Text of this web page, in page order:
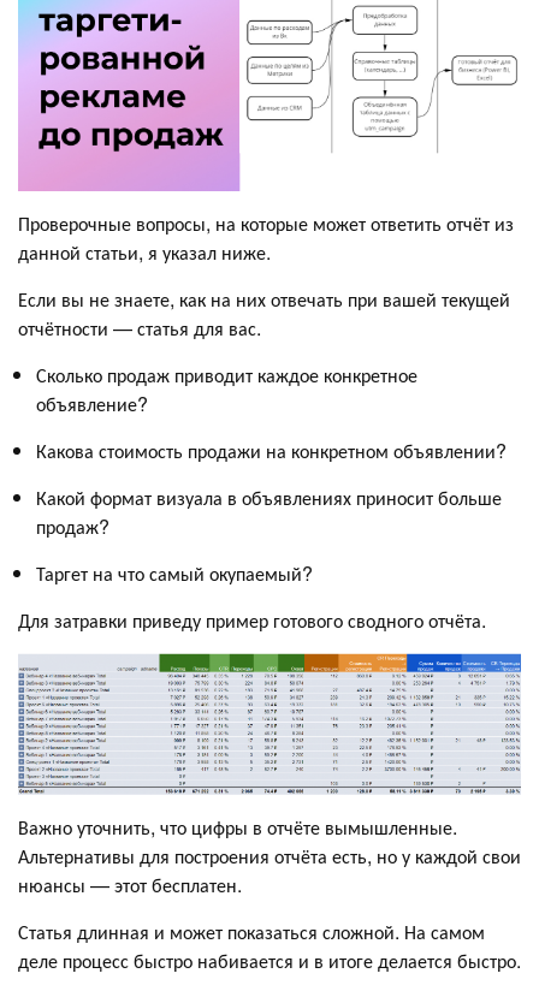
Проверочные вопросы, на которые может ответить отчёт из
данной статьи, я указал ниже.
Если вы не знаете, как на них отвечать при вашей текущей
отчётности — статья для вас.
Сколько продаж приводит каждое конкретное
объявление?
Какова стоимость продажи на конкретном объявлении?
Какой формат визуала в объявлениях приносит больше
продаж?
Таргет на что самый окупаемый?
Для затравки приведу пример готового сводного отчёта.
Важно уточнить, что цифры в отчёте вымышленные.
Альтернативы для построения отчёта есть, но у каждой свои
нюансы — этот бесплатен.
Статья длинная и может показаться сложной. На самом
деле процесс быстро набивается и в итоге делается быстро.